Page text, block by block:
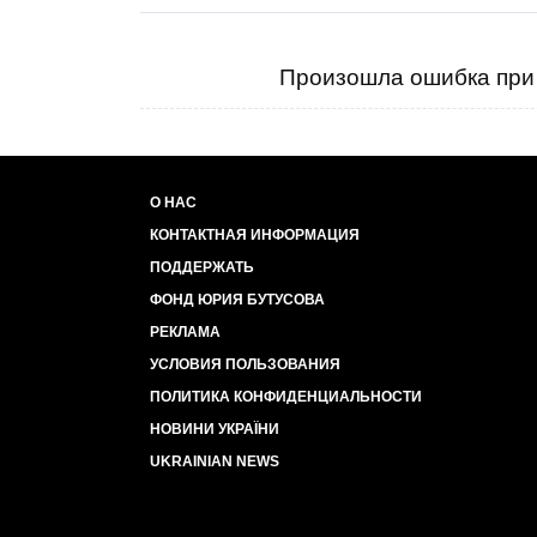
Не верите, - посмотрите видео - сотня
сидеть без дела - начали копошиться в
Произошла ошибка при
О НАС
КОНТАКТНАЯ ИНФОРМАЦИЯ
ПОДДЕРЖАТЬ
ФОНД ЮРИЯ БУТУСОВА
РЕКЛАМА
УСЛОВИЯ ПОЛЬЗОВАНИЯ
ПОЛИТИКА КОНФИДЕНЦИАЛЬНОСТИ
НОВИНИ УКРАЇНИ
UKRAINIAN NEWS